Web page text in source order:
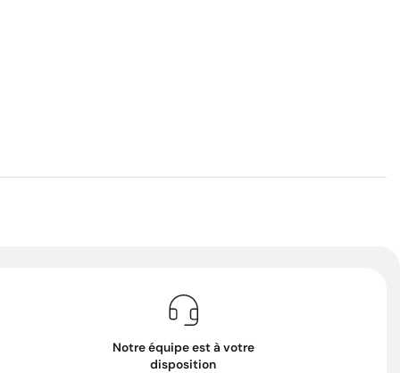
Notre équipe est à votre
disposition